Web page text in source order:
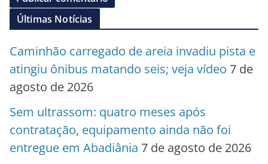
Últimas Notícias
Caminhão carregado de areia invadiu pista e
atingiu ônibus matando seis; veja vídeo 7 de
agosto de 2026
Sem ultrassom: quatro meses após
contratação, equipamento ainda não foi
entregue em Abadiânia 7 de agosto de 2026